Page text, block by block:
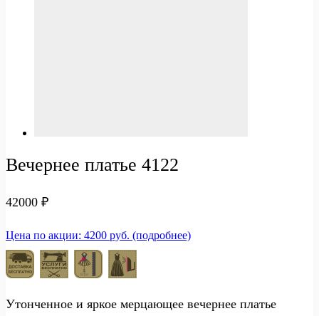
Вечернее платье 4122
42000 ₽
Цена по акции: 4200 руб. (подробнее)
Утонченное и яркое мерцающее вечернее платье